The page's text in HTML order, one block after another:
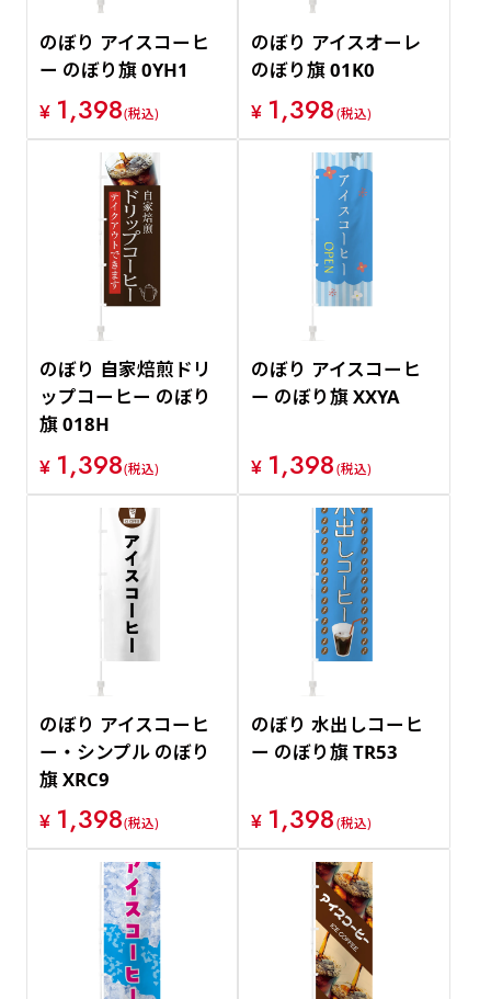
のぼり アイスコーヒ
ー のぼり旗 0YH1
¥ 1,398(税込)
のぼり アイスオーレ
のぼり旗 01K0
¥ 1,398(税込)
のぼり 自家焙煎ドリ
ップコーヒー のぼり
旗 018H
¥ 1,398(税込)
のぼり アイスコーヒ
ー のぼり旗 XXYA
¥ 1,398(税込)
のぼり アイスコーヒ
ー・シンプル のぼり
旗 XRC9
¥ 1,398(税込)
のぼり 水出しコーヒ
ー のぼり旗 TR53
¥ 1,398(税込)